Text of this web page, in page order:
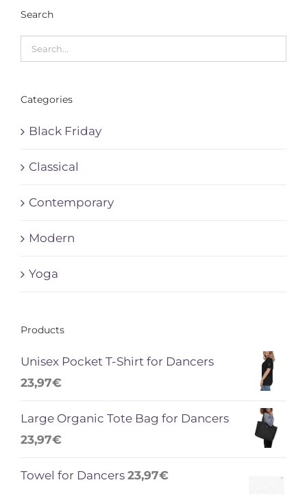
Search
Categories
Black Friday
Classical
Contemporary
Modern
Yoga
Products
Unisex Pocket T-Shirt for Dancers
23,97€
Large Organic Tote Bag for Dancers
23,97€
Towel for Dancers 23,97€